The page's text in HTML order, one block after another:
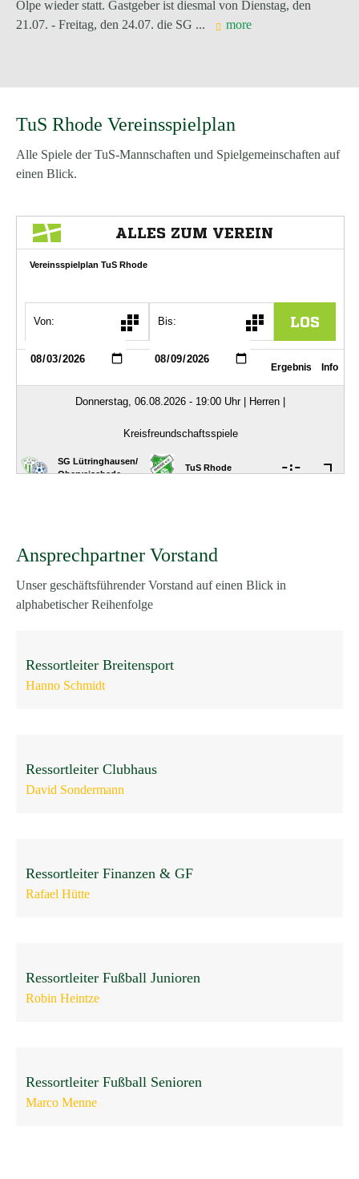
Olpe wieder statt. Gastgeber ist diesmal von Dienstag, den
21.07. - Freitag, den 24.07. die SG ...
more
TuS Rhode Vereinsspielplan
Alle Spiele der TuS-Mannschaften und Spielgemeinschaften auf
einen Blick.
Ansprechpartner Vorstand
Unser geschäftsführender Vorstand auf einen Blick in
alphabetischer Reihenfolge
Ressortleiter Breitensport
Hanno Schmidt
Ressortleiter Clubhaus
David Sondermann
Ressortleiter Finanzen & GF
Rafael Hütte
Ressortleiter Fußball Junioren
Robin Heintze
Ressortleiter Fußball Senioren
Marco Menne